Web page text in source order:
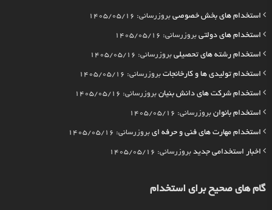
استخدام های بخش خصوصی بروزرسانی: 1405/05/16
استخدام های دولتی بروزرسانی: 1405/05/16
استخدام رشته های تحصیلی بروزرسانی: 1405/05/16
استخدام تولیدی ها و کارخانجات بروزرسانی: 1405/05/16
استخدام شرکت های دانش بنیان بروزرسانی: 1405/05/16
استخدام بانوان بروزرسانی: 1405/05/16
استخدام مهارت های فنی و حرفه ای بروزرسانی: 1405/05/16
اخبار استخدامی جدید بروزرسانی: 1405/05/16
گام های صحیح برای استخدام